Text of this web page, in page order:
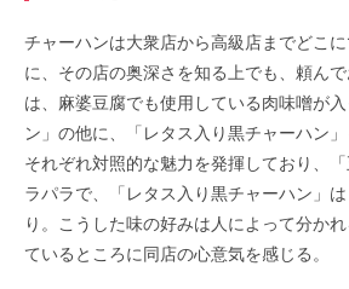
チャーハンは大衆店から高級店までどこ
に、その店の奥深さを知る上でも、頼ん
は、麻婆豆腐でも使用している肉味噌が
ン」の他に、「レタス入り黒チャーハン
それぞれ対照的な魅力を発揮しており、
ラパラで、「レタス入り黒チャーハン」
り。こうした味の好みは人によって分か
ているところに同店の心意気を感じる。